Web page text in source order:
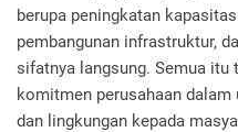
berupa peningkatan
pembangunan infrastruktur,
sifatnya langsung. Semua itu
komitmen perusahaan dalam
dan lingkungan kepada